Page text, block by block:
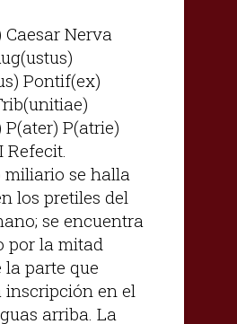
Nerva
Pontif(ex)
P(atrie)
Refecit.
miliario se halla
los pretiles del
se encuentra
por la mitad
parte que
inscripción en el
arriba. La